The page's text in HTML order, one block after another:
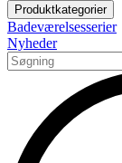
Produktkategorier
Badeværelsesserier
Nyheder